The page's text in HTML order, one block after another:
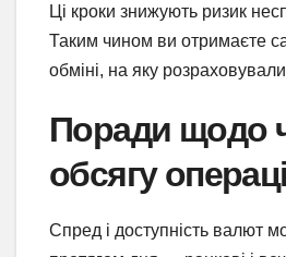
Ці кроки знижують ризик
Таким чином ви отримаєте
обміні, на яку
Поради щодо
обсягу
Спред і доступність валют